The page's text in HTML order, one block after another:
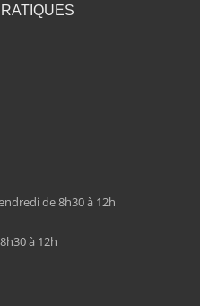
de 8h30 à 12h
à 12h